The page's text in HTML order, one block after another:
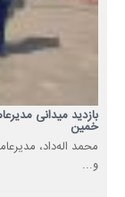
بازدید میدانی
خمین
محمد اله‌داد،
و...